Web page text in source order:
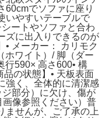
60cmでソファに座り
いやすいテーブルで
ートやソファと合わ
ズに出入りできるのが
メーカー： カリモク
ホワイト）/ 脚（ダー
行590× 高さ600• 構
の状態】• 天板表面
強く、全体的に清潔感
部分）に欠け、傷が
像参照ください）普
ませんが、ご了承の上